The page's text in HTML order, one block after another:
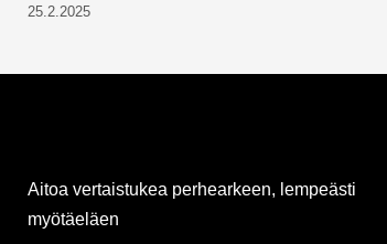
25.2.2025
Aitoa vertaistukea perhearkeen, lempeästi
myötäeläen